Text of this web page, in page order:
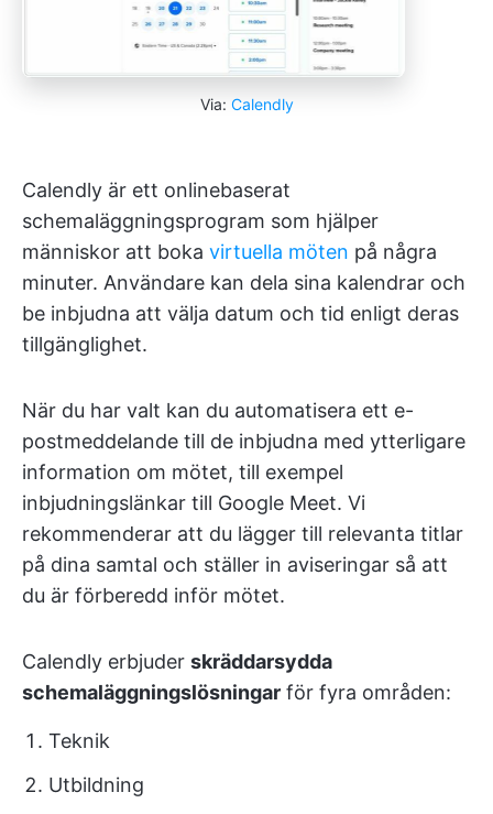
Via: Calendly
Calendly är ett onlinebaserat
schemaläggningsprogram som hjälper
människor att boka virtuella möten på några
minuter. Användare kan dela sina kalendrar och
be inbjudna att välja datum och tid enligt deras
tillgänglighet.
När du har valt kan du automatisera ett e-
postmeddelande till de inbjudna med ytterligare
information om mötet, till exempel
inbjudningslänkar till Google Meet. Vi
rekommenderar att du lägger till relevanta titlar
på dina samtal och ställer in aviseringar så att
du är förberedd inför mötet.
Calendly erbjuder skräddarsydda
schemaläggningslösningar för fyra områden:
Teknik
Utbildning